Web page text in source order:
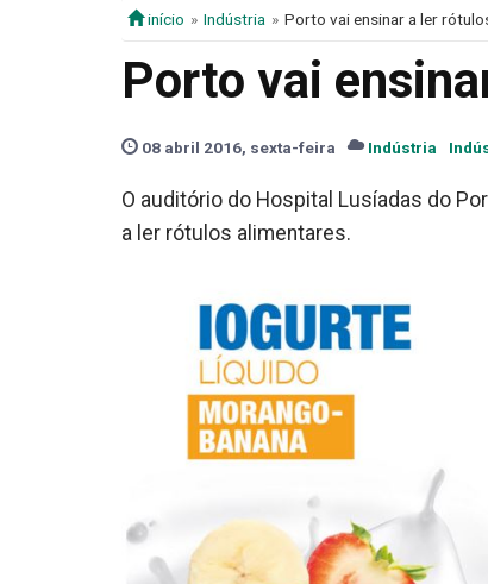
início Indústria Porto vai ensinar a ler
Porto vai
08 abril 2016, sexta-feira Indústria
O auditório do Hospital Lusíadas do
a ler rótulos alimentares.